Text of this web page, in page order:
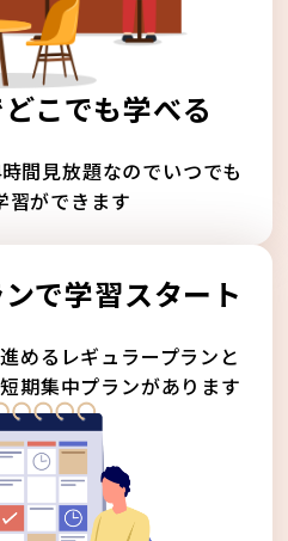
こでも学べる
間見放題なのでいつでも
習ができます
で学習スタート
めるレギュラープランと
期集中プランがあります